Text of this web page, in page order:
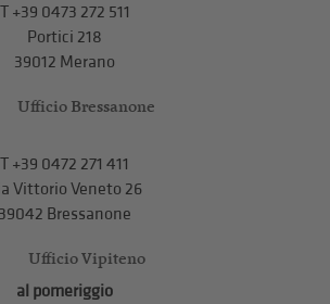
T+39 0473 272 511
Portici 218
39012 Merano
Ufficio Bressanone
T +39 0472 271 411
Vittorio Veneto 26
39042 Bressanone
Ufficio Vipiteno
al pomeriggio